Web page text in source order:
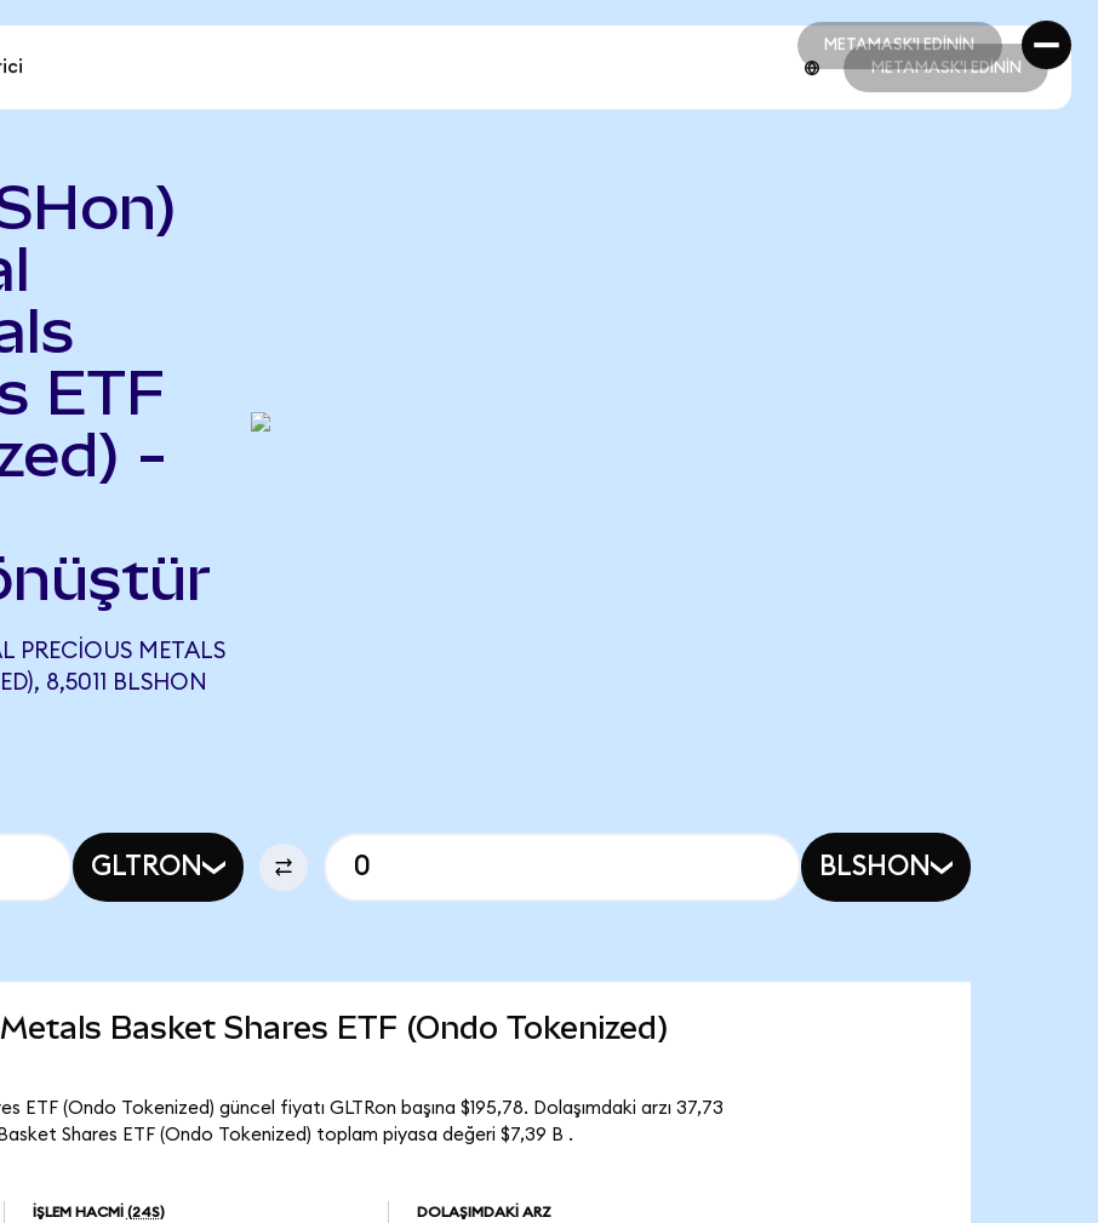
METAMASK'I EDİNİN
METAMASK'I EDİNİN
METAMASK'I EDİNİN
ETF
-
PRECIOUS METALS
8,5011 BLSHON
GLTRON BLSHON
Basket Shares ETF (Ondo Tokenized)
ETF (Ondo Tokenized) güncel fiyatı GLTRon başına $195,78. Dolaşımdaki arzı 37,73
Shares ETF (Ondo Tokenized) toplam piyasa değeri $7,39 B .
İŞLEM HACMI (24S) DOLAŞIMDAKI ARZ